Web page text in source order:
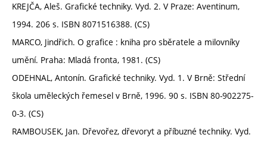
KREJČA, Aleš. Grafické techniky. Vyd. 2. V Praze: Aventinum,
1994. 206 s. ISBN 8071516388. (CS)
MARCO, Jindřich. O grafice : kniha pro sběratele a milovníky
umění. Praha: Mladá fronta, 1981. (CS)
ODEHNAL, Antonín. Grafické techniky. Vyd. 1. V Brně: Střední
škola uměleckých řemesel v Brně, 1996. 90 s. ISBN 80-902275-
0-3. (CS)
RAMBOUSEK, Jan. Dřevořez, dřevoryt a příbuzné techniky. Vyd.